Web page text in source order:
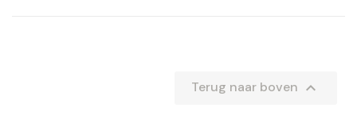
Terug naar boven 